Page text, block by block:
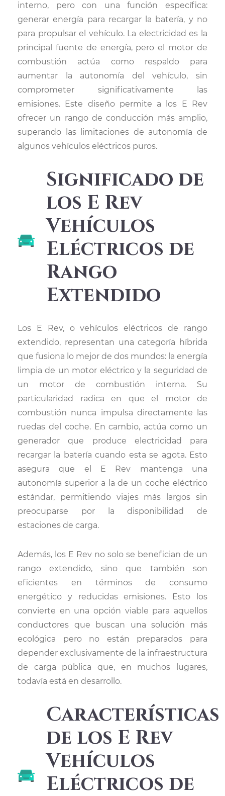
interno, pero con una función específica:
generar energía para recargar la batería, y no
para propulsar el vehículo. La electricidad es la
principal fuente de energía, pero el motor de
combustión actúa como respaldo para
aumentar la autonomía del vehículo, sin
comprometer significativamente las
emisiones. Este diseño permite a los E Rev
ofrecer un rango de conducción más amplio,
superando las limitaciones de autonomía de
algunos vehículos eléctricos puros.
Significado de
los E Rev
Vehículos
Eléctricos de
Rango
Extendido
Los E Rev, o vehículos eléctricos de rango
extendido, representan una categoría híbrida
que fusiona lo mejor de dos mundos: la energía
limpia de un motor eléctrico y la seguridad de
un motor de combustión interna. Su
particularidad radica en que el motor de
combustión nunca impulsa directamente las
ruedas del coche. En cambio, actúa como un
generador que produce electricidad para
recargar la batería cuando esta se agota. Esto
asegura que el E Rev mantenga una
autonomía superior a la de un coche eléctrico
estándar, permitiendo viajes más largos sin
preocuparse por la disponibilidad de
estaciones de carga.
Además, los E Rev no solo se benefician de un
rango extendido, sino que también son
eficientes en términos de consumo
energético y reducidas emisiones. Esto los
convierte en una opción viable para aquellos
conductores que buscan una solución más
ecológica pero no están preparados para
depender exclusivamente de la infraestructura
de carga pública que, en muchos lugares,
todavía está en desarrollo.
Características
de los E Rev
Vehículos
Eléctricos de